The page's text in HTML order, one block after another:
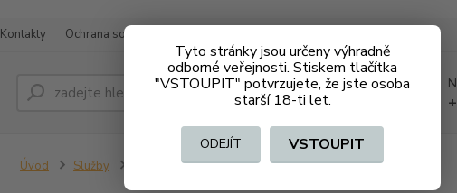
Tyto stránky jsou určeny výhradně
odborné veřejnosti. Stiskem tlačítka
"VSTOUPIT" potvrzujete, že jste osoba
starší 18-ti let.
ODEJÍT VSTOUPIT
Kontakty Ochrana soukromí
Hledat
Úvod Služby Ověření Zbrojního oprávnění a vlastnictví zbraně